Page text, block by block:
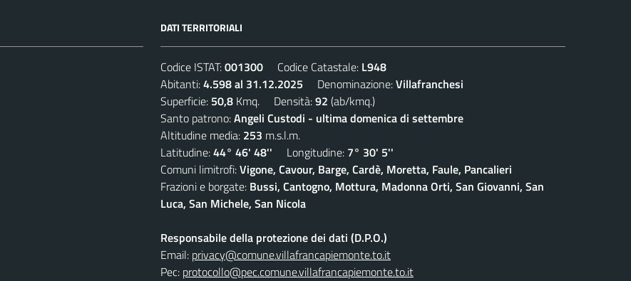
DATI TERRITORIALI
Codice ISTAT:001300 Codice Catastale: L948
Abitanti:4.598 al 31.12.2025 Denominazione:Villafranchesi
Superficie: 50,8 Kmq. Densità:92 (ab/kmq.)
Santo patrono:Angeli Custodi - ultima domenica di settembre
Altitudine media: 253 m.s.l.m.
Latitudine:44° 46' 48'' Longitudine: 7° 30' 5''
Comuni limitrofi:Vigone, Cavour, Barge, Cardè, Moretta, Faule, Pancalieri
Frazioni e borgate: Bussi, Cantogno, Mottura, Madonna Orti, San Giovanni, San
Luca, San Michele, San Nicola
Responsabile della protezione dei dati (D.P.O.)
Email: privacy@comune.villafrancapiemonte.to.it
Pec: protocollo@pec.comune.villafrancapiemonte.to.it